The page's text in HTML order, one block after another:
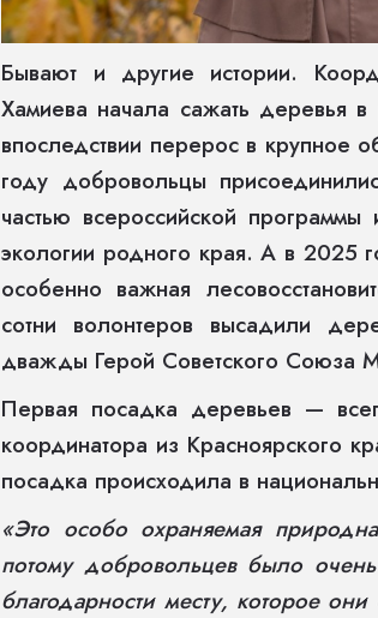
Бывают и другие истории.
Хамиева начала сажать деревья
впоследствии перерос в
году добровольцы
частью всероссийской
экологии родного края. А в 2025
особенно важная
сотни волонтеров высадили
дважды Герой Советского Союза
Первая посадка деревьев —
координатора из Красноярского
посадка происходила в
«Это особо охраняемая
потому добровольцев было
благодарности месту, которое